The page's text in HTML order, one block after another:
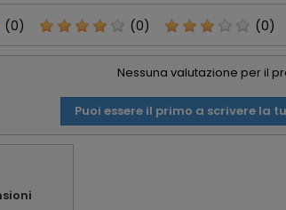
(0) (0) (0)
Nessuna valutazione per il
Puoi essere il primo a scrivere la